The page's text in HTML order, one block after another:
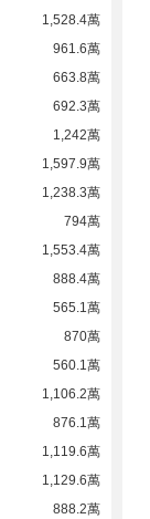
1,528.4萬
961.6萬
663.8萬
692.3萬
1,242萬
1,597.9萬
1,238.3萬
794萬
1,553.4萬
888.4萬
565.1萬
870萬
560.1萬
1,106.2萬
876.1萬
1,119.6萬
1,129.6萬
888.2萬